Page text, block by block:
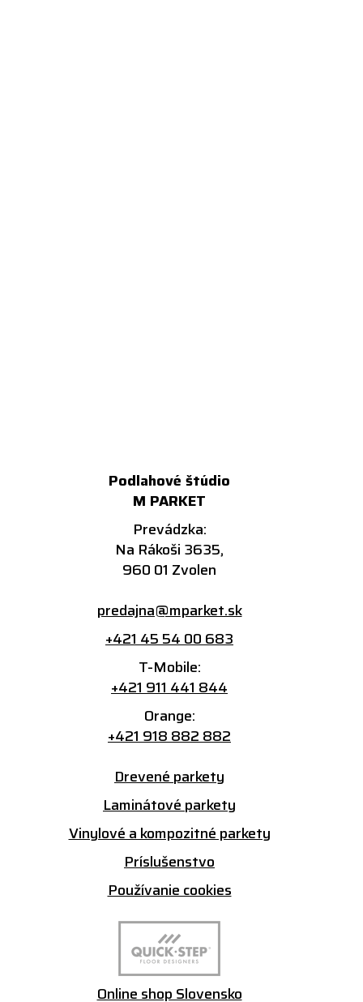
Podlahové štúdio
M PARKET
Prevádzka:
Na Rákoši 3635,
960 01 Zvolen
predajna@mparket.sk
+421 45 54 00 683
T-Mobile:
+421 911 441 844
Orange:
+421 918 882 882
Drevené parkety
Laminátové parkety
Vinylové a kompozitné parkety
Príslušenstvo
Používanie cookies
Online shop Slovensko